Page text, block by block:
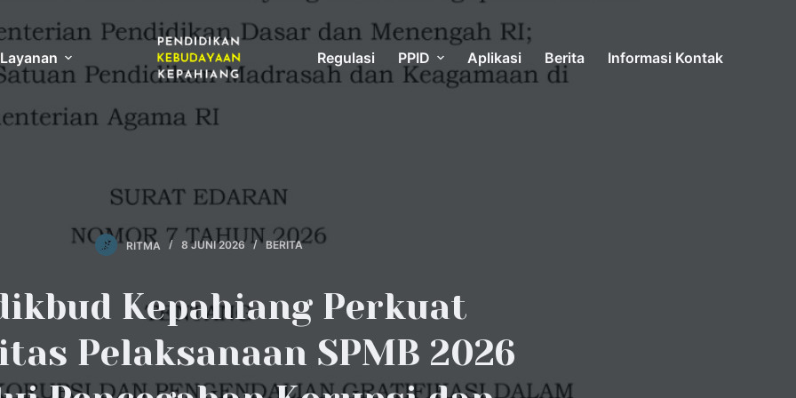
Layanan Regulasi PPID Aplikasi Berita Informasi Kontak
RITMA 8 JUNI 2026 BERITA
Kepahiang Perkuat
Pelaksanaan SPMB 2026